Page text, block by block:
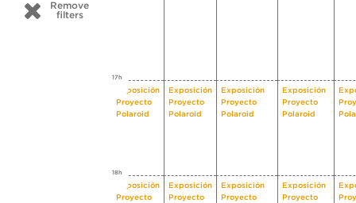
Remove
filters
17h
Exposición
Proyecto
Polaroid
Exposición
Proyecto
Polaroid
Exposición
Proyecto
Polaroid
Exposición
Proyecto
Polaroid
18h
Exposición
Proyecto
Exposición
Proyecto
Exposición
Proyecto
Exposición
Proyecto